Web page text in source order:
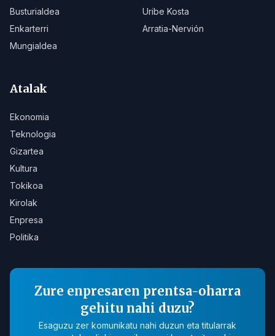
Busturialdea
Uribe Kosta
Enkarterri
Arratia-Nervión
Mungialdea
Atalak
Ekonomia
Teknologia
Gizartea
Kultura
Tokikoa
Kirolak
Enpresa
Politika
Zure enpresaren prentsa-oharra
gehitu nahi duzu?
Esaguzu zer komunikatu nahi duzun eta titularrak